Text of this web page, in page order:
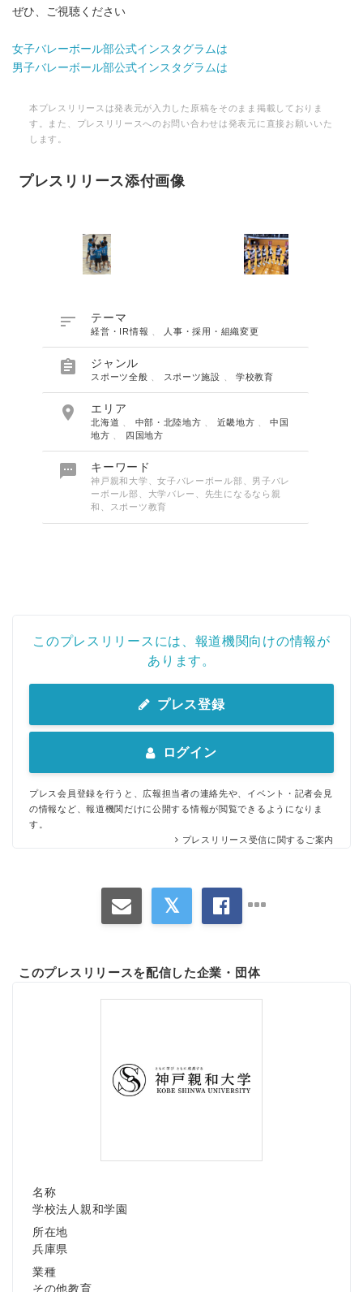
ぜひ、ご視聴ください
女子バレーボール部公式インスタグラムは
男子バレーボール部公式インスタグラムは
本プレスリリースは発表元が入力した原稿をそのまま掲載しておりま
す。また、プレスリリースへのお問い合わせは発表元に直接お願いいた
します。
プレスリリース添付画像
 テーマ
経営・IR情報 人事・採用・組織変更
 ジャンル
スポーツ全般 スポーツ施設 学校教育
 エリア
北海道 中部・北陸地方 近畿地方 、中国
地方
四国地方
 キーワード
神戸親和大学、女子バレーボール部、男子バレ
ーボール部、大学バレー、先生になるなら親
和、スポーツ教育
このプレスリリースには、報道機関向けの情報が
あります。
プレス登録
ログイン
プレス会員登録を行うと、広報担当者の連絡先や、イベント・記者会見
の情報など、報道機関だけに公開する情報が閲覧できるようになりま
す。
プレスリリース受信に関するご案内
このプレスリリースを配信した企業・団体
名称
学校法人親和学園
所在地
兵庫県
業種
その他教育